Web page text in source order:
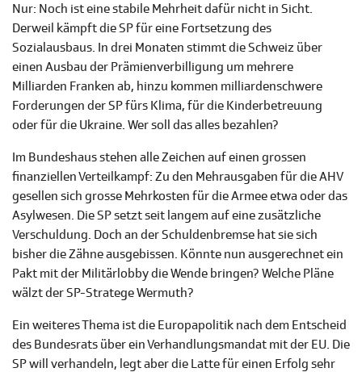
Nur: Noch ist eine stabile Mehrheit dafür nicht in Sicht.
Derweil kämpft die SP für eine Fortsetzung des
Sozialausbaus. In drei Monaten stimmt die Schweiz über
einen Ausbau der Prämienverbilligung um mehrere
Milliarden Franken ab, hinzu kommen milliardenschwere
Forderungen der SP fürs Klima, für die Kinderbetreuung
oder für die Ukraine. Wer soll das alles bezahlen?
Im Bundeshaus stehen alle Zeichen auf einen grossen
finanziellen Verteilkampf: Zu den Mehrausgaben für die AHV
gesellen sich grosse Mehrkosten für die Armee etwa oder das
Asylwesen. Die SP setzt seit langem auf eine zusätzliche
Verschuldung. Doch an der Schuldenbremse hat sie sich
bisher die Zähne ausgebissen. Könnte nun ausgerechnet ein
Pakt mit der Militärlobby die Wende bringen? Welche Pläne
wälzt der SP-Stratege Wermuth?
Ein weiteres Thema ist die Europapolitik nach dem Entscheid
des Bundesrats über ein Verhandlungsmandat mit der EU. Die
SP will verhandeln, legt aber die Latte für einen Erfolg sehr